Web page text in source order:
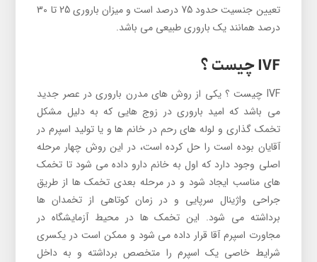
تعیین جنسیت حدود 75 درصد است و میزان باروری 25 تا 30
درصد همانند یک باروری طبیعی می باشد.
IVF چیست ؟
IVF چیست ؟ یکی از روش های مدرن باروری در عصر جدید
می باشد که امید باروری در زوج هایی که به دلیل مشکل
تخمک گذاری و لوله های رحم در خانم ها و یا تولید اسپرم در
آقایان بوده است را حل کرده است، در این روش چهار مرحله
اصلی وجود دارد که اول به خانم دارو داده می شود تا تخمک
های مناسب ایجاد شود و در مرحله بعدی تخمک ها از طریق
جراحی واژینال سرپایی و در زمان کوتاهی از تخمدان ها
برداشته می شود. این تخمک ها در محیط آزمایشگاه در
مجاورت اسپرم آقا قرار داده می شود و ممکن است در یکسری
شرایط خاصی یک اسپرم را متخصص برداشته و به داخل